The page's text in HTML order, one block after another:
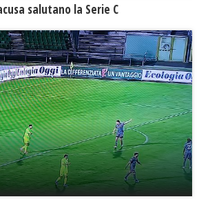
salutano la Serie C